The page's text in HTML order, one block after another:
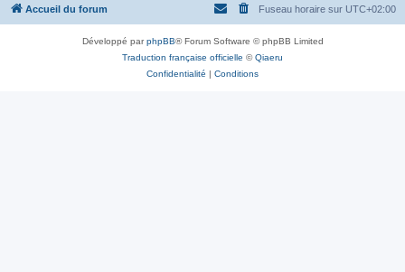
h
Accueil du forum Fuseau horaire sur UTC+02:00
Développé parphpBB® Forum Software © phpBB Limited
Traduction française officielle ©Qiaeru
Confidentialité | Conditions